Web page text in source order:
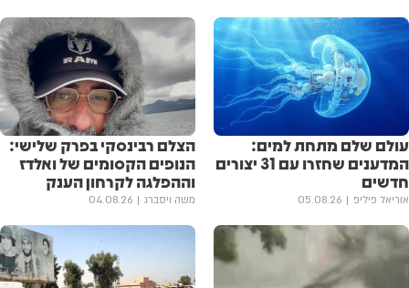
עולם שלם מתחת למים:
המדענים שחזרו עם 31 יצורים
חדשים
אוריאל פיליפ 05.08.26
הצלם רבינסקי בפרק שלישי:
הנופים הקסומים של ואלדז
וההפלגה לקרחון הענק
משה ויסברג 04.08.26